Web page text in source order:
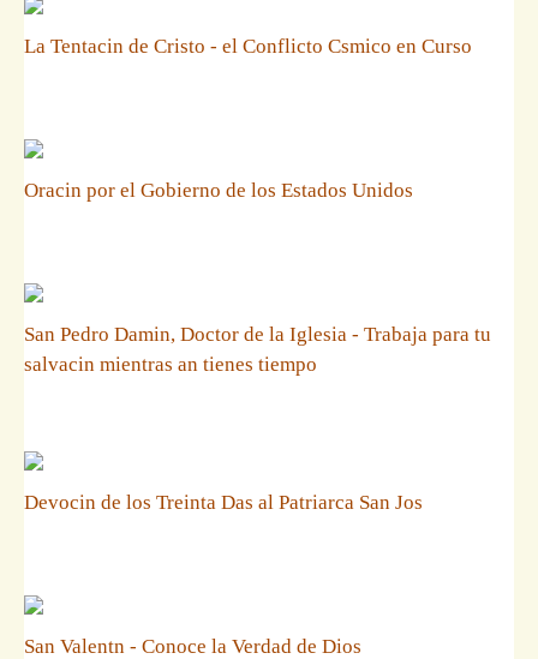
La Tentacin de Cristo - el Conflicto Csmico en Curso
Oracin por el Gobierno de los Estados Unidos
San Pedro Damin, Doctor de la Iglesia - Trabaja para tu
salvacin mientras an tienes tiempo
Devocin de los Treinta Das al Patriarca San Jos
San Valentn - Conoce la Verdad de Dios